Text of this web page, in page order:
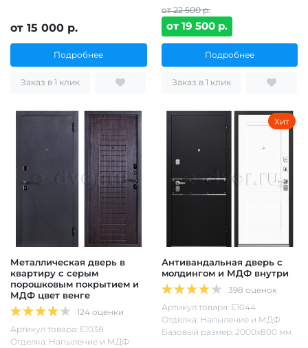
от 15 000 р.
Подробнее
Заказ в 1 клик
от 22 500 р.
от 19 500 р.
Подробнее
Заказ в 1 клик
Металлическая дверь в
квартиру с серым
порошковым покрытием и
МДФ цвет венге
124 оценки
Артикул товара: Е1038
Отделка: Напыление и МДФ
Хит
Антивандальная дверь с
молдингом и МДФ внутри
398 оценок
Артикул товара: Е1044
Отделка: Напыление и МДФ
Базовый размер: 2000х800 мм